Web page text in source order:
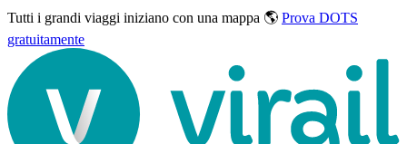
Tutti i grandi viaggi iniziano con una mappa 🌎 Prova DOTS
gratuitamente